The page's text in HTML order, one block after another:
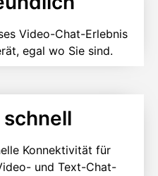
Video-Chat-Erlebnis
egal wo Sie sind.
schnell
Konnektivität für
und Text-Chat-